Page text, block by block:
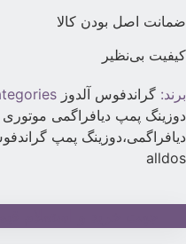
ضمانت اصل بودن کالا
کیفیت بی‌نظیر
برند: گراندفوس آلدوز grundfos alldos
دوزینگ پمپ دیافراگمی موتوری
دیافراگمی،دوزینگ پمپ
alldos